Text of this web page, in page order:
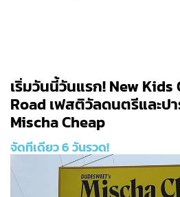
เริ่มวันนี้วันแรก! New Kids
Road เฟสติวัลดนตรีและป
Mischa Cheap
จัดทีเดียว 6 วันรวด!